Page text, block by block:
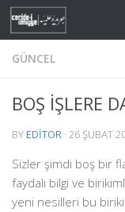
Skip to content
GÜNCEL
BOŞ İŞLERE
BYEDITOR · 26 ŞUBAT
Sizler şimdi boş bir
faydalı bilgi ve
yeni nesilleri bu